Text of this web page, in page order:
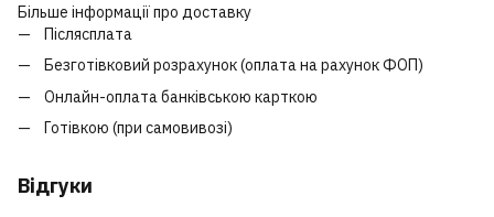
Більше інформації про доставку
Післясплата
Безготівковий розрахунок (оплата на рахунок ФОП)
Онлайн-оплата банківською карткою
Готівкою (при самовивозі)
Відгуки